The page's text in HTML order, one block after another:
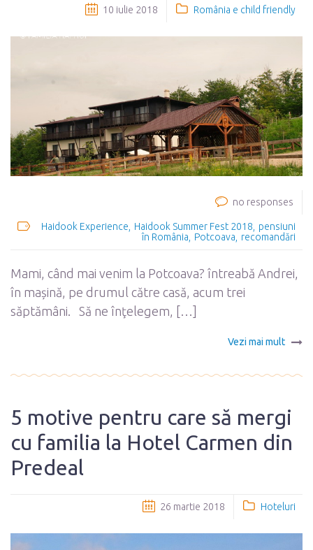
10 iulie 2018 România e child friendly
no responses
Haidook Experience Haidook Summer Fest 2018
pensiuni
în România
Potcoava recomandări
Mami, când mai venim la Potcoava? întreabă Andrei,
în mașină, pe drumul către casă, acum trei
săptămâni. Să ne înţelegem, […]
Vezi mai mult
5 motive pentru care să mergi
cu familia la Hotel Carmen din
Predeal
26 martie 2018 Hoteluri